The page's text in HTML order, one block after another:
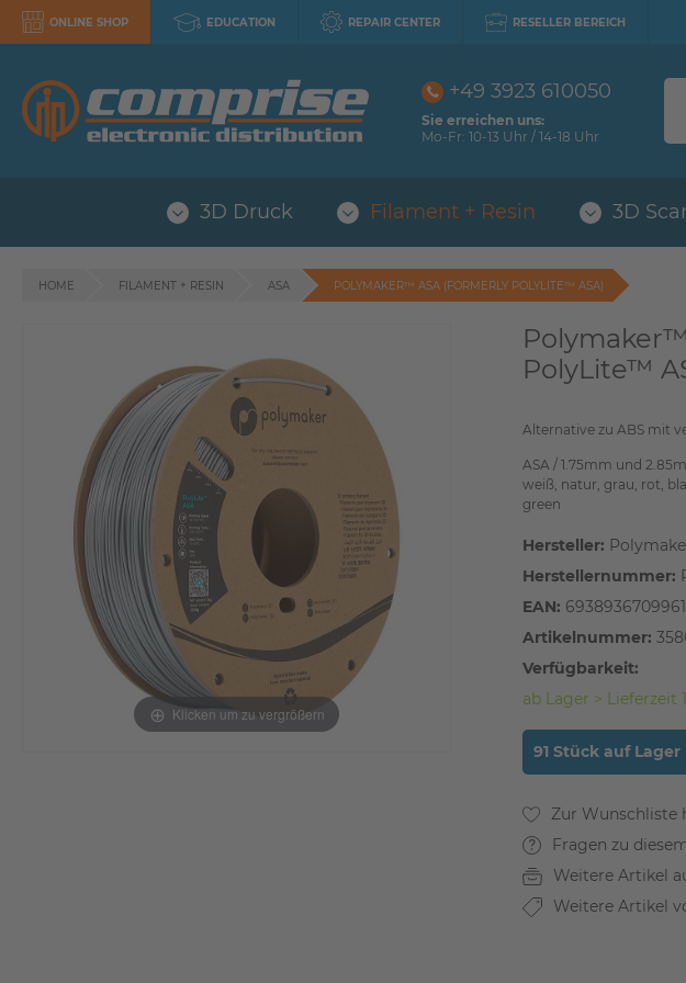
ONLINE SHOP EDUCATION REPAIR CENTER RESELLER BEREICH
+49 3923 610050
Sie erreichen uns:
Mo-Fr: 10-13 Uhr / 14-18 Uhr
3D Druck Filament + Resin 3D
HOME FILAMENT + RESIN ASA POLYMAKER™ ASA (FORMERLY POLYLITE™ ASA)
Klicken um zu vergrößern
PolyLite™
Alternative zu ABS mit
ASA / 1.75mm und
weiß, natur, grau, rot,
green
Hersteller:
Herstellernummer:
EAN: 6938936709961
Artikelnummer:
Verfügbarkeit:
ab Lager > Lieferzeit
91 Stück auf Lager
Fragen zu
Weitere Artikel
Weitere Artikel